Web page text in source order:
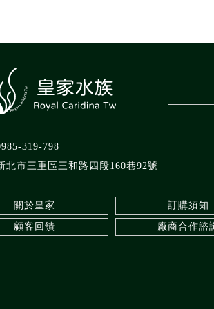
319-798
北市三重區三和路四段160巷92號
關於皇家 訂購須知
顧客回饋 廠商合作諮